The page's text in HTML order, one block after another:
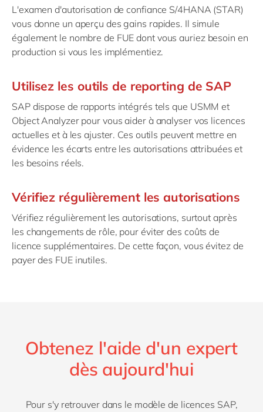
L'examen d'autorisation de confiance S/4HANA (STAR)
vous donne un aperçu des gains rapides. Il simule
également le nombre de FUE dont vous auriez besoin en
production si vous les implémentiez.
Utilisez les outils de reporting de SAP
SAP dispose de rapports intégrés tels que USMM et
Object Analyzer pour vous aider à analyser vos licences
actuelles et à les ajuster. Ces outils peuvent mettre en
évidence les écarts entre les autorisations attribuées et
les besoins réels.
Vérifiez régulièrement les autorisations
Vérifiez régulièrement les autorisations, surtout après
les changements de rôle, pour éviter des coûts de
licence supplémentaires. De cette façon, vous évitez de
payer des FUE inutiles.
Obtenez l'aide d'un expert
dès aujourd'hui
Pour s'y retrouver dans le modèle de licences SAP,